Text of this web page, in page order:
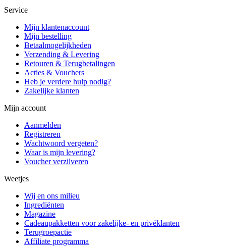
Service
Mijn klantenaccount
Mijn bestelling
Betaalmogelijkheden
Verzending & Levering
Retouren & Terugbetalingen
Acties & Vouchers
Heb je verdere hulp nodig?
Zakelijke klanten
Mijn account
Aanmelden
Registreren
Wachtwoord vergeten?
Waar is mijn levering?
Voucher verzilveren
Weetjes
Wij en ons milieu
Ingrediënten
Magazine
Cadeaupakketten voor zakelijke- en privéklanten
Terugroepactie
Affiliate programma